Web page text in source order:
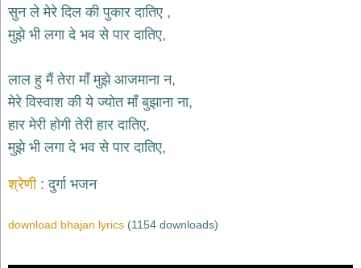
bhajans
जैन
jain
bhajans
दुर्गा
भजन
durga
bhajans
गणेश
bhajans
सुन ले मेरे दिल की पुकार दातिए ,
मुझे भी लगा दे भव से पार दातिए,
लाल हु मैं तेरा माँ मुझे आजमाना न,
मेरे विस्वाश की ये ज्योत माँ बुझाना ना,
हार मेरी होगी तेरी हार दातिए,
मुझे भी लगा दे भव से पार दातिए,
श्रेणी दुर्गा भजन
download bhajan lyrics (1154 downloads)